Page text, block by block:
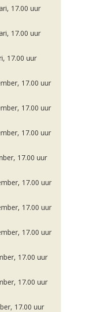
17.00 uur
17.00 uur
17.00 uur
17.00 uur
17.00 uur
17.00 uur
17.00 uur
17.00 uur
17.00 uur
17.00 uur
17.00 uur
17.00 uur
17.00 uur